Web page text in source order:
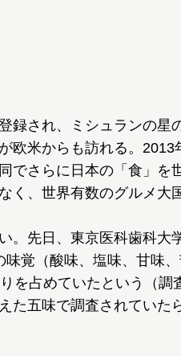
録され、ミシュランの
欧米からも訪れる。
でさらに日本の「食」を
く、世界有数のグルメ大
。先日、東京医科歯科大
覚（酸味、塩味、甘味
を占めていたという（調
た五味で調査されていた